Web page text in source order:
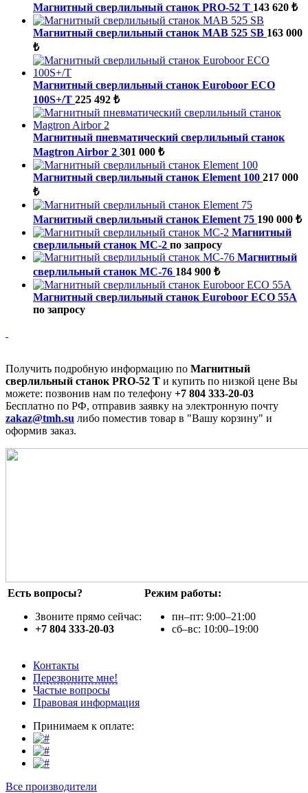
Магнитный сверлильный станок PRO-52 T 143 620 ₺
Магнитный сверлильный станок MAB 525 SB 163 000
₺
Магнитный сверлильный станок Euroboor ECO
100S+/T 225 492 ₺
Магнитный пневматический сверлильный станок
Magtron Airbor 2 301 000 ₺
Магнитный сверлильный станок Element 100 217 000
₺
Магнитный сверлильный станок Element 75 190 000 ₺
Магнитный
сверлильный станок МС-2 по запросу
Магнитный
сверлильный станок МС-76 184 900 ₺
Магнитный сверлильный станок Euroboor ECO 55A
по запросу
Получить подробную информацию по Магнитный
сверлильный станок PRO-52 T и купить по низкой цене Вы
можете: позвонив нам по телефону +7 804 333-20-03
Бесплатно по РФ, отправив заявку на электронную почту
zakaz@tmh.su либо поместив товар в "Вашу корзину" и
оформив заказ.
Есть вопросы?
Звоните прямо сейчас:
+7 804 333-20-03
Режим работы:
пн–пт: 9:00–21:00
сб–вс: 10:00–19:00
Контакты
Перезвоните мне!
Частые вопросы
Правовая информация
Принимаем к оплате:
Все производители